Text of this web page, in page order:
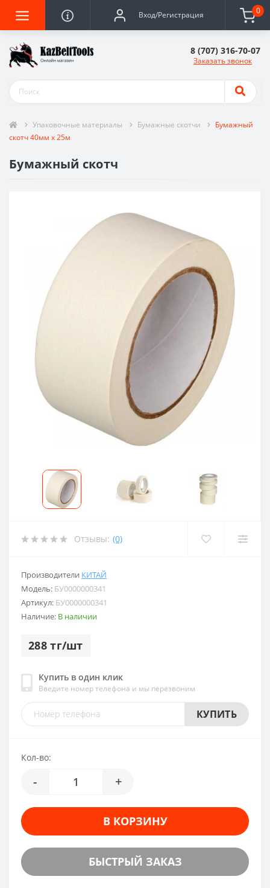
Вход/Регистрация 0
8 (707) 316-70-07
Заказать звонок
Упаковочные материалы Бумажные скотчи
Бумажный
скотч 40мм х 25м
Бумажный скотч
Отзывы: (0)
Производители КИТАЙ
Модель: БУ0000000341
Артикул: БУ0000000341
Наличие: В наличии
288 тг/шт
Купить в один клик
Введите номер телефона и мы перезвоним
КУПИТЬ
Кол-во:
- +
В КОРЗИНУ
БЫСТРЫЙ ЗАКАЗ